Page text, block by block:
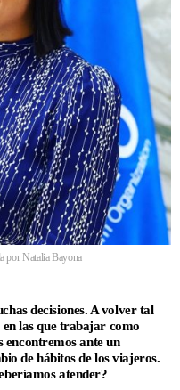
por Natalia Bayona
decisiones. A volver tal
las que trabajar como
encontremos ante un
de hábitos de los viajeros.
atender?